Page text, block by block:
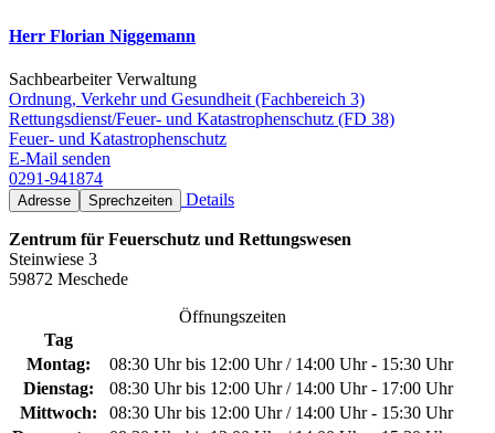
Herr Florian Niggemann
Sachbearbeiter Verwaltung
Ordnung, Verkehr und Gesundheit (Fachbereich 3)
Rettungsdienst/Feuer- und Katastrophenschutz (FD 38)
Feuer- und Katastrophenschutz
E-Mail senden
0291-941874
Adresse Sprechzeiten Details
Zentrum für Feuerschutz und Rettungswesen
Steinwiese 3
59872 Meschede
Öffnungszeiten
Tag
Montag:
08:30 Uhr bis 12:00 Uhr / 14:00 Uhr - 15:30 Uhr
Dienstag:
08:30 Uhr bis 12:00 Uhr / 14:00 Uhr - 17:00 Uhr
Mittwoch:
08:30 Uhr bis 12:00 Uhr / 14:00 Uhr - 15:30 Uhr